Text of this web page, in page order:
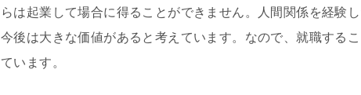
らは起業して場合に得ることができません。人間関係を経験
今後は大きな価値があると考えています。なので、就職する
ています。